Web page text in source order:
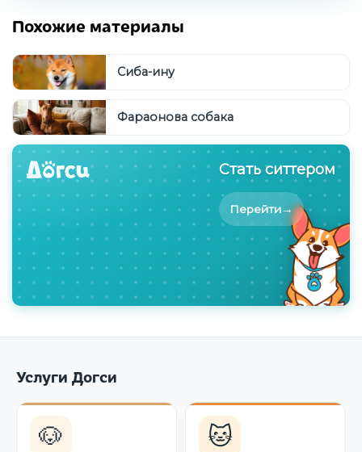
Похожие материалы
Сиба-ину
Фараонова собака
Стать ситтером
Перейти→
Услуги Догси
🐶 🐱